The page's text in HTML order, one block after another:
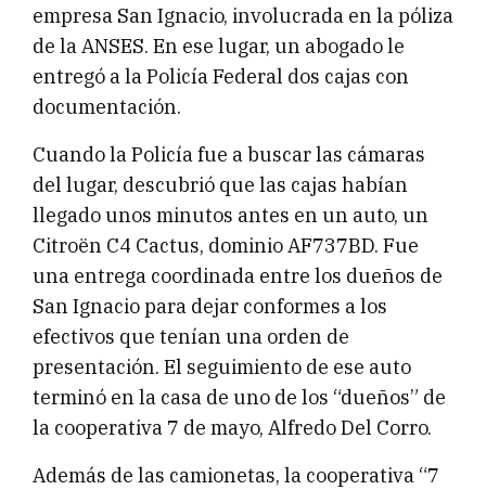
empresa San Ignacio, involucrada en la póliza
de la ANSES. En ese lugar, un abogado le
entregó a la Policía Federal dos cajas con
documentación.
Cuando la Policía fue a buscar las cámaras
del lugar, descubrió que las cajas habían
llegado unos minutos antes en un auto, un
Citroën C4 Cactus, dominio AF737BD. Fue
una entrega coordinada entre los dueños de
San Ignacio para dejar conformes a los
efectivos que tenían una orden de
presentación. El seguimiento de ese auto
terminó en la casa de uno de los “dueños” de
la cooperativa 7 de mayo, Alfredo Del Corro.
Además de las camionetas, la cooperativa “7